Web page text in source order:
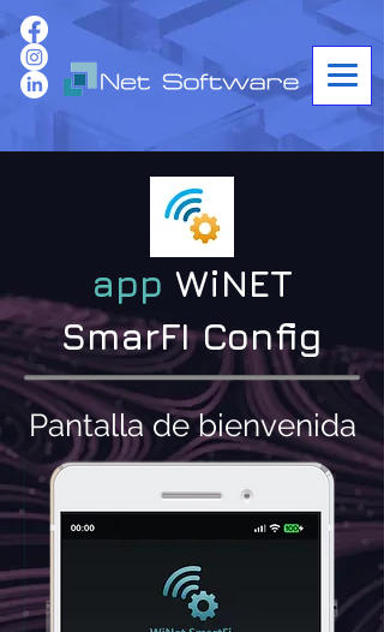
app WiNET
SmarFI Config
Pantalla de bienvenida